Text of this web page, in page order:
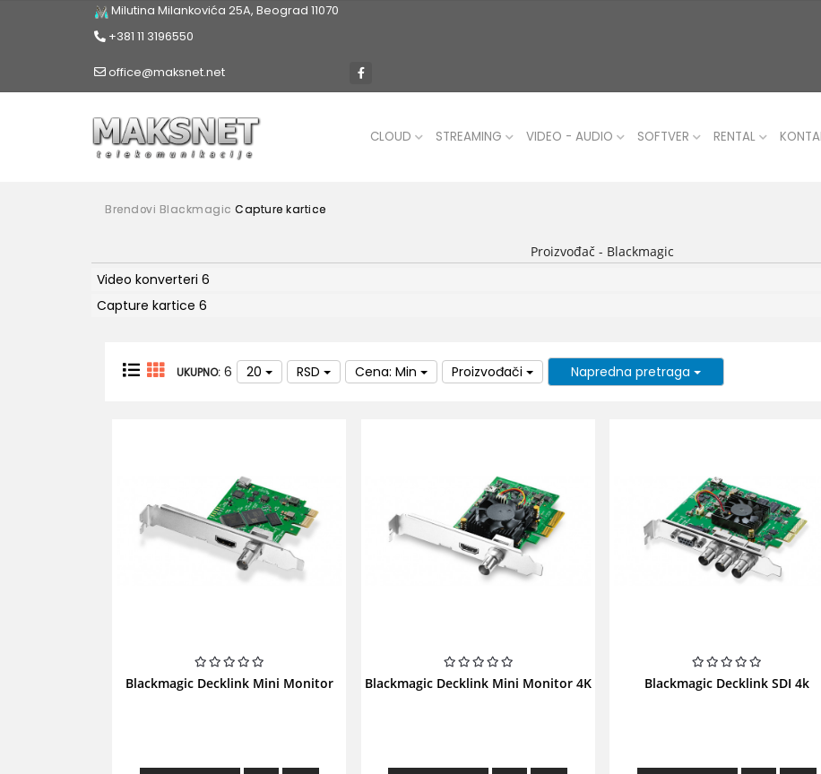
Milutina Milankovića 25A, Beograd 11070
+381 11 3196550
office@maksnet.net
CLOUD STREAMING VIDEO - AUDIO SOFTVER RENTAL
Brendovi Blackmagic Capture kartice
Proizvođač - Blackmagic
Video konverteri 6
Capture kartice 6
UKUPNO: 6 20 RSD Cena: Min Proizvođači Napredna pretraga
Blackmagic Decklink Mini Monitor Blackmagic Decklink Mini Monitor 4K Blackmagic Decklink SDI 4k